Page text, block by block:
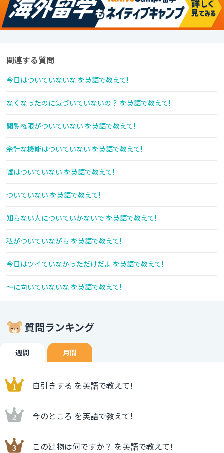
関連する質問
今日はついていないな を英語で教えて!
なくなったのに気づいていないの？ を英語で教えて!
閲覧権限がついていない を英語で教えて!
余計な機能はついていない を英語で教えて!
嘘はついていない を英語で教えて!
ついていない を英語で教えて!
知らない人についていかないで を英語で教えて!
私がついていながら を英語で教えて!
今日はツイていなかっただけだよ を英語で教えて!
～に向いていないな を英語で教えて!
質問ランキング
週間 月間
自引きする を英語で教えて!
今のところ を英語で教えて!
この建物は何ですか？ を英語で教えて!